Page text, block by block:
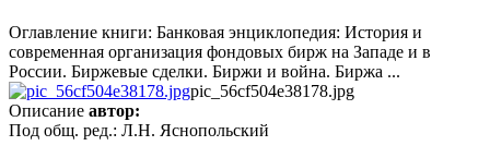
Оглавление книги: Банковая энциклопедия: История и
современная организация фондовых бирж на Западе и в
России. Биржевые сделки. Биржи и война. Биржа ...
pic_56cf504e38178.jpg
Описание автор:
Под общ. ред.: Л.Н. Яснопольский